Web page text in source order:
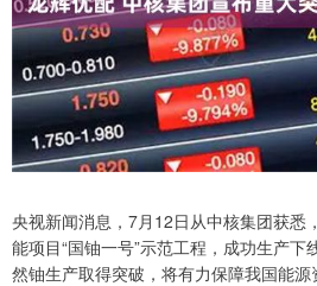
央视新闻消息，7月12日从中核集团获悉
能项目“国铀一号”示范工程，成功生产下
然铀生产取得突破，将有力保障我国能源